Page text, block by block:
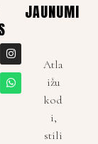
JAUNUMI
Atla
ižu
kod
i,
stili